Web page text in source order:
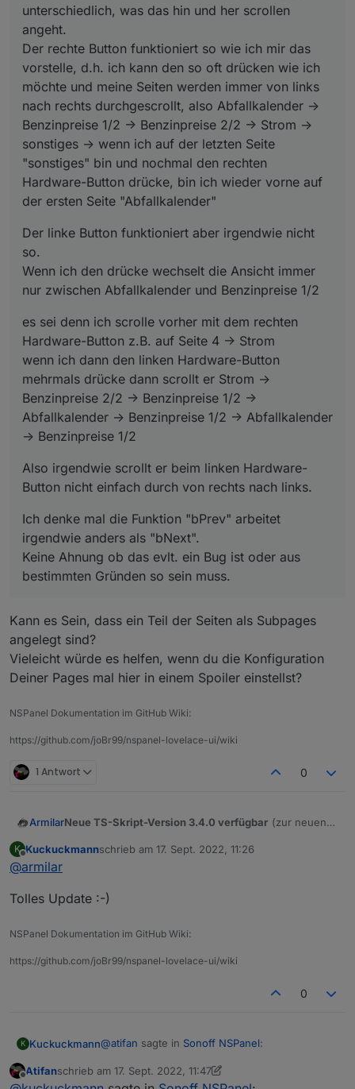
unterschiedlich, was das hin und her scrollen
angeht.
Der rechte Button funktioniert so wie ich mir das
vorstelle, d.h. ich kann den so oft drücken wie ich
möchte und meine Seiten werden immer von links
nach rechts durchgescrollt, also Abfallkalender ->
Benzinpreise 1/2 -> Benzinpreise 2/2 -> Strom ->
sonstiges -> wenn ich auf der letzten Seite
"sonstiges" bin und nochmal den rechten
Hardware-Button drücke, bin ich wieder vorne auf
der ersten Seite "Abfallkalender"
Der linke Button funktioniert aber irgendwie nicht
so.
Wenn ich den drücke wechselt die Ansicht immer
nur zwischen Abfallkalender und Benzinpreise 1/2
es sei denn ich scrolle vorher mit dem rechten
Hardware-Button z.B. auf Seite 4 -> Strom
wenn ich dann den linken Hardware-Button
mehrmals drücke dann scrollt er Strom ->
Benzinpreise 2/2 -> Benzinpreise 1/2 ->
Abfallkalender -> Benzinpreise 1/2 -> Abfallkalender
-> Benzinpreise 1/2
Also irgendwie scrollt er beim linken Hardware-
Button nicht einfach durch von rechts nach links.
Ich denke mal die Funktion "bPrev" arbeitet
irgendwie anders als "bNext".
Keine Ahnung ob das evlt. ein Bug ist oder aus
bestimmten Gründen so sein muss.
Kann es Sein, dass ein Teil der Seiten als Subpages
angelegt sind?
Vieleicht würde es helfen, wenn du die Konfiguration
Deiner Pages mal hier in einem Spoiler einstellst?
NSPanel Dokumentation im GitHub Wiki:
https://github.com/joBr99/nspanel-lovelace-ui/wiki
1 Antwort 0
ArmilarNeue TS-Skript-Version 3.4.0 verfügbar (zur neuen
https://raw.githubusercontent.com/joBr99/nspanel-
Daher am Besten neues Skript anlegen und die alten
Config-Bereich übertragen.
Auch in derexport const config:gibt es Änderungen.
export const config: Config = {
K
Offline
Kuckuckmannschrieb am 17. Sept. 2022, 11:26
zuletzt editiert von
@armilar
Tolles Update :-)
NSPanel Dokumentation im GitHub Wiki:
https://github.com/joBr99/nspanel-lovelace-ui/wiki
0
K Kuckuckmann@atifan sagte in Sonoff NSPanel:
Offline
Atifanschrieb am 17. Sept. 2022, 11:47
zuletzt editiert von Atifan